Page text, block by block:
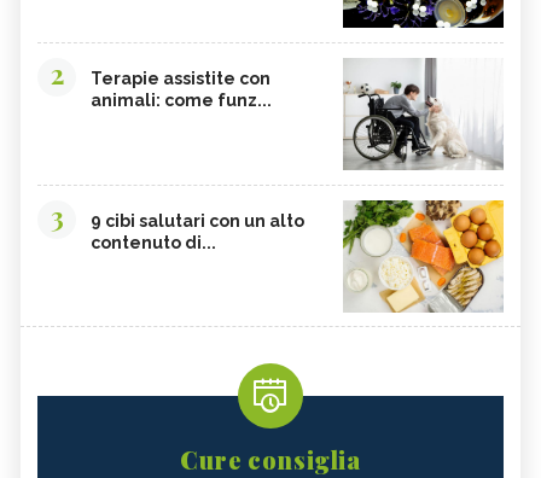
2
Terapie assistite con
animali: come funz...
3
9 cibi salutari con un alto
contenuto di...
Cure consiglia